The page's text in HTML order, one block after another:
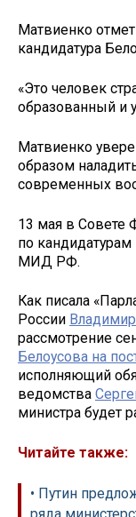
Матвиенко
кандидатура
«Это человек
образованный и
Матвиенко
образом
современных
13 мая в Совете
по
МИД РФ.
Как писала
России
рассмотрение
Белоусова на
исполняющий
ведомства
министра будет
Читайте также:
• Путин